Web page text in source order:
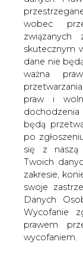
wobec
skutecznym
dane nie
ważna
praw i
dochodzenia
będą
po
się z naszą
Twoich
zakresie,
swoje
Danych
Wycofanie
prawem
wycofaniem.
W
piątek
w
końca
W dziesiątej
Węglowej
rano
ostatniej,
siedzibie JSW.
Jak
protokół
przodu")